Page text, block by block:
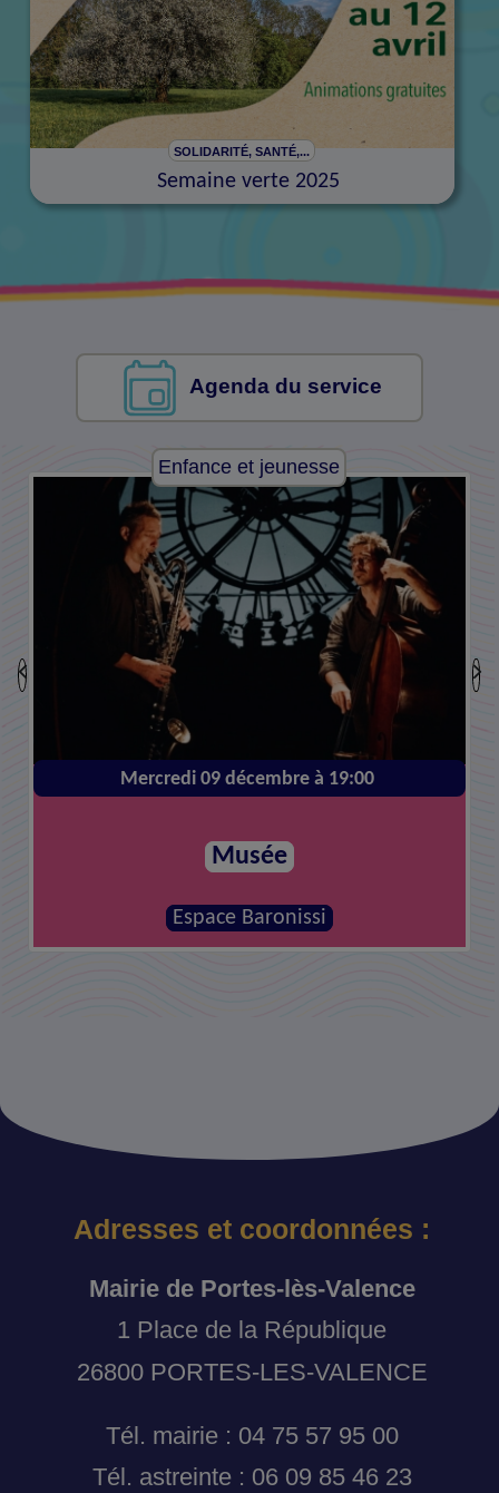
SOLIDARITÉ, SANTÉ,...
Semaine verte 2025
Agenda du service
Enfance et jeunesse
Mercredi 09 décembre à 19:00
Musée
Espace Baronissi
Adresses et coordonnées :
Mairie de Portes-lès-Valence
1 Place de la République
26800 PORTES-LES-VALENCE
Tél. mairie : 04 75 57 95 00
Tél. astreinte : 06 09 85 46 23